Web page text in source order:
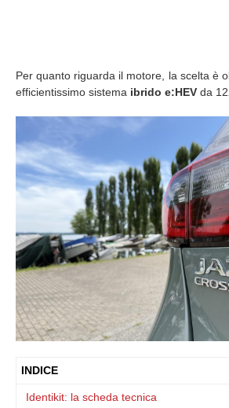
Per quanto riguarda il motore, la scelta è
efficientissimo sistema ibrido e:HEV da
INDICE
Identikit: la scheda tecnica